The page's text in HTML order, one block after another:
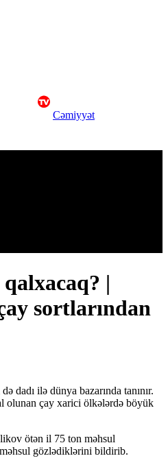
Cəmiyyət
|
sortlarından
dadı ilə dünya bazarında tanınır.
olunan çay xarici ölkələrdə böyük
ötən il 75 ton məhsul
məhsul gözlədiklərini bildirib.